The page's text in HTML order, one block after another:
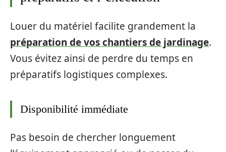
Louer du matériel facilite grandement la
préparation de vos chantiers de jardinage.
Vous évitez ainsi de perdre du temps en
préparatifs logistiques complexes.
Disponibilité immédiate
Pas besoin de chercher longuement